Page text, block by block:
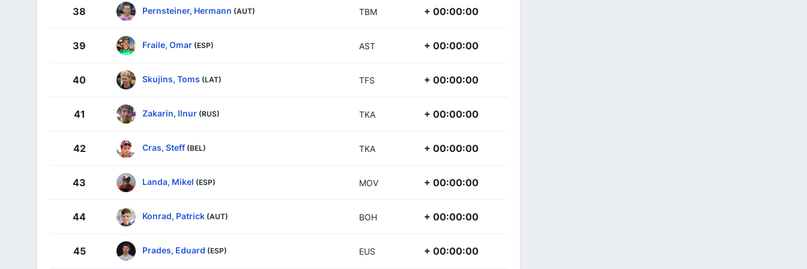
38 Pernsteiner, Hermann (AUT) TBM + 00:00:00
39 Fraile, Omar (ESP) AST + 00:00:00
40 Skujins, Toms (LAT) TFS + 00:00:00
41 Zakarin, Ilnur (RUS) TKA + 00:00:00
42 Cras, Steff (BEL) TKA + 00:00:00
43 Landa, Mikel (ESP) MOV + 00:00:00
44 Konrad, Patrick (AUT) BOH + 00:00:00
45 Prades, Eduard (ESP) EUS + 00:00:00